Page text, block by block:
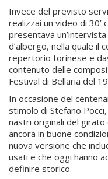
Invece del previsto
realizzai un video di 30’
presentava
d’albergo, nella quale il
repertorio torinese e
contenuto delle
Festival di Bellaria del
In occasione del
stimolo di Stefano
nastri originali del
ancora in buone
nuova versione che
usati e che oggi hanno
definire storico.